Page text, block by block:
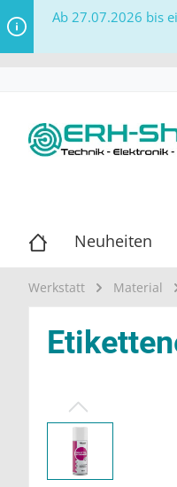
Ab 27.07.2026 bis
Neuheiten
Werkstatt Material